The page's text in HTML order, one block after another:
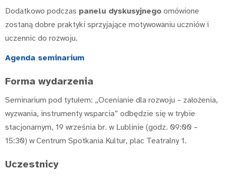
Dodatkowo podczas panelu dyskusyjnego omówione
zostaną dobre praktyki sprzyjające motywowaniu uczniów i
uczennic do rozwoju.
Agenda seminarium
Forma wydarzenia
Seminarium pod tytułem: „Ocenianie dla rozwoju – założenia,
wyzwania, instrumenty wsparcia” odbędzie się w trybie
stacjonarnym, 19 września br. w Lublinie (godz. 09:00 –
15:30) w Centrum Spotkania Kultur, plac Teatralny 1.
Uczestnicy